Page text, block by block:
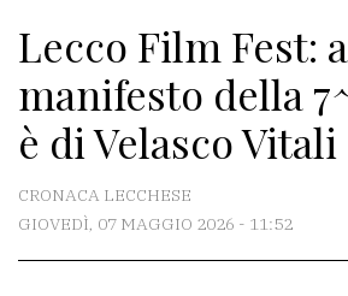
Meteo
CONTATTI
La
redazione
Lecco Film Fest:
manifesto della
è di Velasco Vitali
CRONACA LECCHESE
GIOVEDÌ, 07 MAGGIO 2026 - 11:52